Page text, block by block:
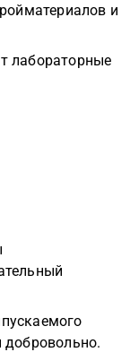
и
лабораторные
добровольно.